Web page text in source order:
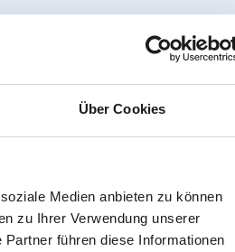
Über Cookies
Medien anbieten zu können
zu Ihrer Verwendung unserer
führen diese Informationen